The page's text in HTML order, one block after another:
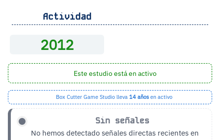
Actividad
2012
Este estudio está en activo
Box Cutter Game Studio lleva 14 años en activo
Sin señales
No hemos detectado señales directas recientes en